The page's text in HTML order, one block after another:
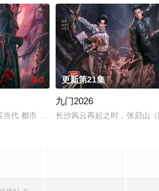
3.0
当代 都市 海南越酷文化传媒有限公司
更新第21集
九门2026
长沙风云再起之时，张启山